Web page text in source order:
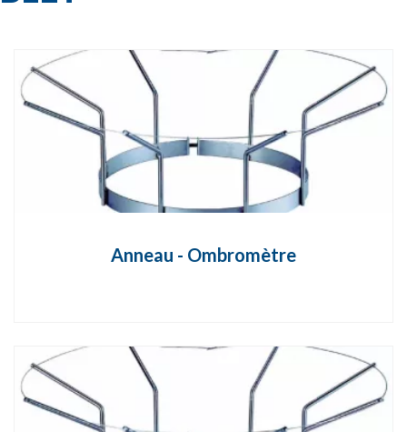
Anneau - Ombromètre